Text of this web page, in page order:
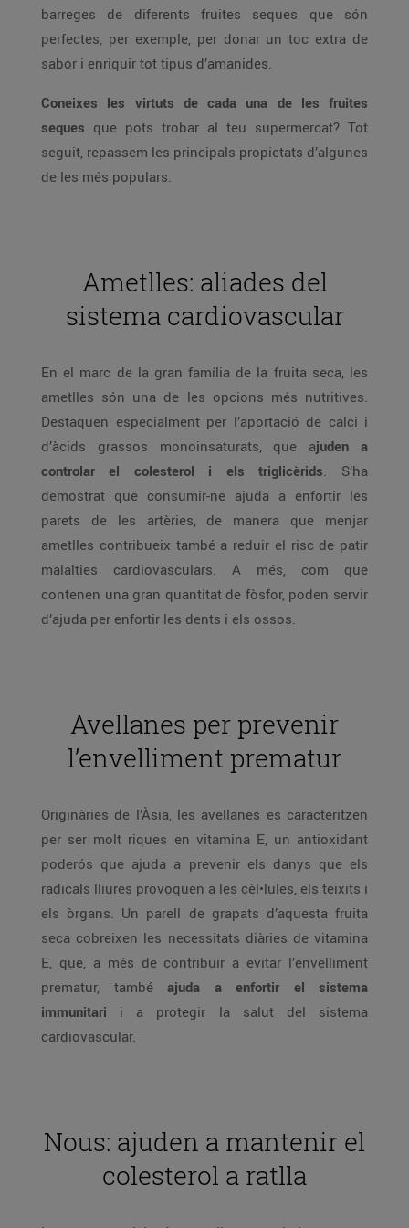
barreges de diferents fruites seques que són
perfectes, per exemple, per donar un toc extra de
sabor i enriquir tot tipus d’amanides.
Coneixes les virtuts de cada una de les fruites
seques que pots trobar al teu supermercat? Tot
seguit, repassem les principals propietats d’algunes
de les més populars.
Ametlles: aliades del
sistema cardiovascular
En el marc de la gran família de la fruita seca, les
ametlles són una de les opcions més nutritives.
Destaquen especialment per l’aportació de calci i
d’àcids grassos monoinsaturats, que ajuden a
controlar el colesterol i els triglicèrids. S’ha
demostrat que consumir-ne ajuda a enfortir les
parets de les artèries, de manera que menjar
ametlles contribueix també a reduir el risc de patir
malalties cardiovasculars. A més, com que
contenen una gran quantitat de fòsfor, poden servir
d’ajuda per enfortir les dents i els ossos.
Avellanes per prevenir
l’envelliment prematur
Originàries de l’Àsia, les avellanes es caracteritzen
per ser molt riques en vitamina E, un antioxidant
poderós que ajuda a prevenir els danys que els
radicals lliures provoquen a les cèl•lules, els teixits i
els òrgans. Un parell de grapats d’aquesta fruita
seca cobreixen les necessitats diàries de vitamina
E, que, a més de contribuir a evitar l’envelliment
prematur, també ajuda a enfortir el sistema
immunitari i a protegir la salut del sistema
cardiovascular.
Nous: ajuden a mantenir el
colesterol a ratlla